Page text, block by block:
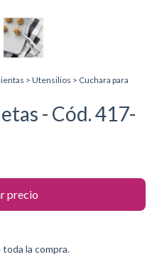
> Utensilios > Cuchara para
- Cód. 417-
la compra.